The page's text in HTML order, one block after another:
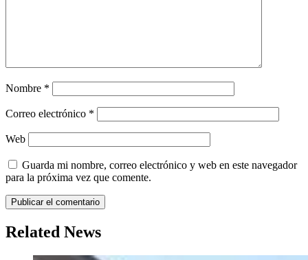
Nombre *
Correo electrónico *
Web
Guarda mi nombre, correo electrónico y web en este navegador
para la próxima vez que comente.
Related News